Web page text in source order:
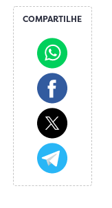
COMPARTILHE